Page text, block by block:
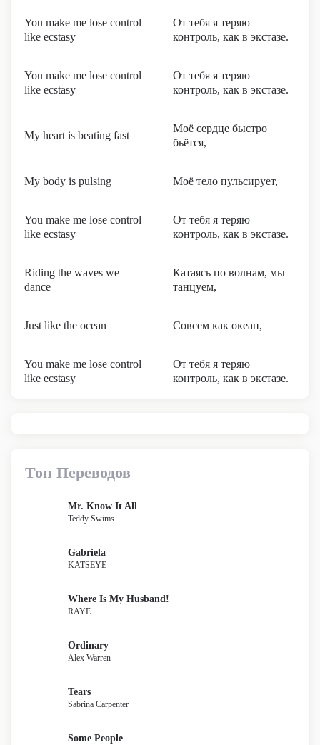
You make me lose control
like ecstasy
От тебя я теряю
контроль, как в экстазе.
You make me lose control
like ecstasy
От тебя я теряю
контроль, как в экстазе.
My heart is beating fast
Моё сердце быстро
бьётся,
My body is pulsing Моё тело пульсирует,
You make me lose control
like ecstasy
От тебя я теряю
контроль, как в экстазе.
Riding the waves we
dance
Катаясь по волнам, мы
танцуем,
Just like the ocean Совсем как океан,
You make me lose control
like ecstasy
От тебя я теряю
контроль, как в экстазе.
Топ Переводов
Mr. Know It All
Teddy Swims
Gabriela
KATSEYE
Where Is My Husband!
RAYE
Ordinary
Alex Warren
Tears
Sabrina Carpenter
Some People